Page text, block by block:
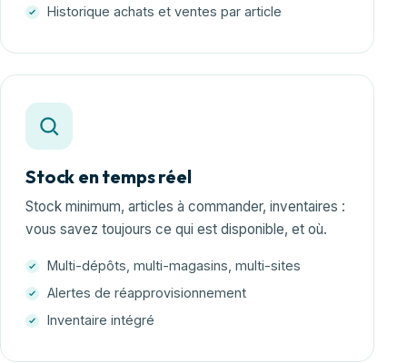
Historique achats et ventes par article
Stock en temps réel
Stock minimum, articles à commander, inventaires :
vous savez toujours ce qui est disponible, et où.
Multi-dépôts, multi-magasins, multi-sites
Alertes de réapprovisionnement
Inventaire intégré